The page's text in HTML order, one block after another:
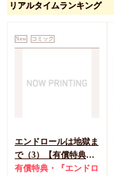
リアルタイムランキング
New コミック
エンドロールは地獄ま
で（3）【有償特典・
小冊子＋箔押しA5ア
有償特典・『エンドロ